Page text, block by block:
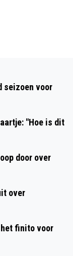
seizoen voor
"Hoe is dit
door over
over
finito voor